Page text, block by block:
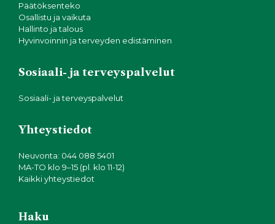
Päätöksenteko
Osallistu ja vaikuta
Hallinto ja talous
Hyvinvoinnin ja terveyden edistäminen
Sosiaali- ja terveyspalvelut
Sosiaali- ja terveyspalvelut
Yhteystiedot
Neuvonta: 044 088 5401
MA-TO klo 9–15 (pl. klo 11-12)
Kaikki yhteystiedot
Haku